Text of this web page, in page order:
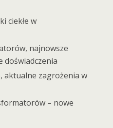
ciekłe w
najnowsze
doświadczenia
aktualne zagrożenia w
– nowe